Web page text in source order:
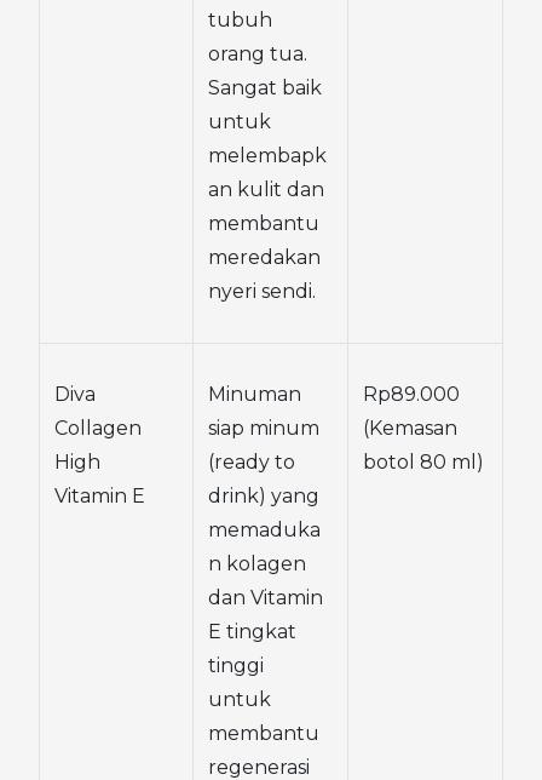
tubuh
orang tua.
Sangat baik
untuk
melembapk
an kulit dan
membantu
meredakan
nyeri sendi.
Diva
Collagen
High
Vitamin E
Minuman
siap minum
(ready to
drink) yang
memaduka
n kolagen
dan Vitamin
E tingkat
tinggi
untuk
membantu
regenerasi
Rp89.000
(Kemasan
botol 80 ml)